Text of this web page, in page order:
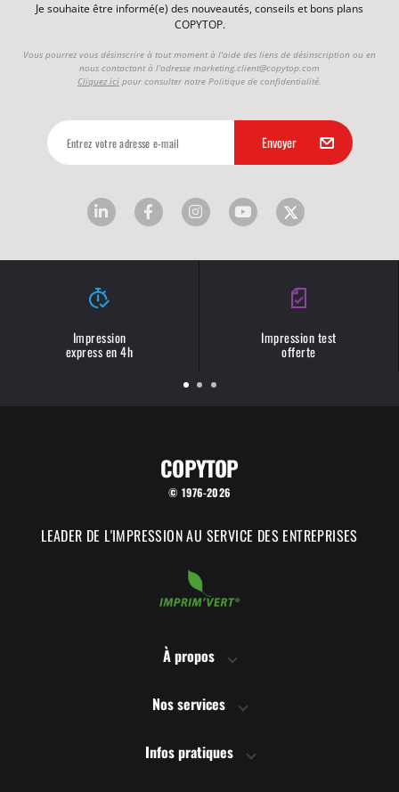
Je souhaite être informé(e) des nouveautés, conseils et bons plans
COPYTOP.
Vous pourrez vous désinscrire à tout moment à l'aide des liens de désinscription ou en
nous contactant à l'adresse marketing.client@copytop.com
Cliquez ici pour consulter notre Politique de confidentialité.
Impression
express en 4h
Impression test
offerte
COPYTOP
© 1976-2026
LEADER DE L'IMPRESSION AU SERVICE DES ENTREPRISES
À propos
Nos services
Infos pratiques